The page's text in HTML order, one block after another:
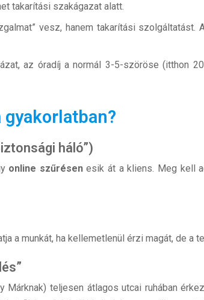
takarítási szakágazat alatt.
vesz, hanem takarítási
az óradíj a normál 3-5-szöröse (itthon
gyakorlatban?
háló”)
online szűrésenesik át a kliens. Meg kell
a munkát, ha kellemetlenül érzi magát, de a
Márknak) teljesen átlagos utcai ruhában